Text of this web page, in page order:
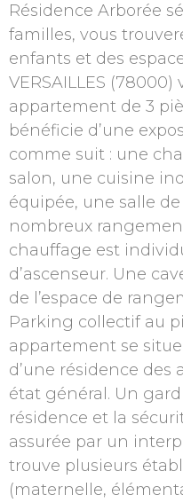
Résidence Arborée
familles, vous
enfants et des
VERSAILLES
appartement de 3
bénéficie d’une
comme suit : une
salon, une cuisine
équipée, une salle
nombreux
chauffage est
d’ascenseur. Une
de l’espace de
Parking collectif au
appartement se
d’une résidence des
état général. Un
résidence et la
assurée par un
trouve plusieurs
(maternelle,